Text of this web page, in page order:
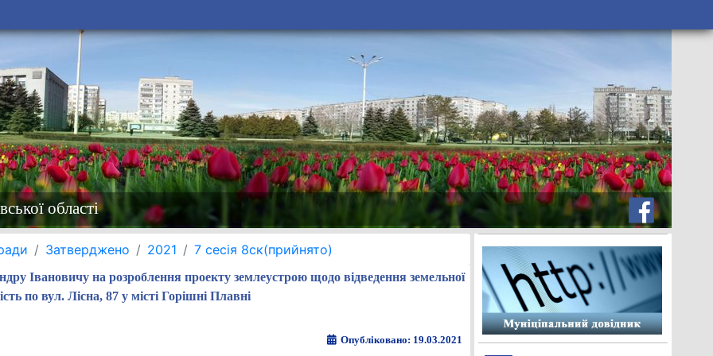
області
Затверджено 2021 7 сесія 8ск(прийнято)
Івановичу на розроблення проекту землеустрою щодо відведення земельної
по вул. Лісна, 87 у місті Горішні Плавні
Опубліковано: 19.03.2021